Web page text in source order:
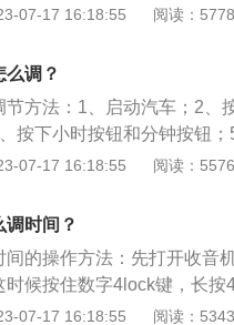
款非常不错的车型。3、
受太高的扭力之外，这些
涡轮增压发动机来说，
一下增加一分钟。明锐是斯
，细节上更有画龙点睛的
部一直延伸到中部，延展式
良好的车舱通透性。
07-17 16:18:55 阅读：5778
么调？
节方法：1、启动汽车；2、
按下小时按钮和分钟按钮
，该车的长宽高分别为4109
力方面，飞度搭载了1.5升自
瓦，最大扭矩为155牛米，
07-17 16:18:55 阅读：5576
调时间？
间的操作方法：先打开收音
时候按住数字4lock键，长
加一小时，再按M键选分钟
07-17 16:18:55 阅读：5343